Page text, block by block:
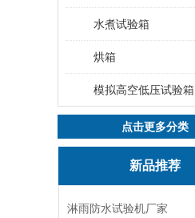
水煮试验箱
烘箱
模拟高空低压试验箱
点击更多分类
新品推荐
淋雨防水试验机厂家